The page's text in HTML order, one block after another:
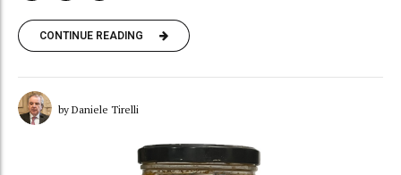
CONTINUE READING
by Daniele Tirelli